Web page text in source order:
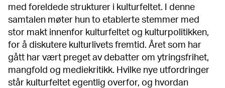
med foreldede strukturer i kulturfeltet. I denne
samtalen møter hun to etablerte stemmer med
stor makt innenfor kulturfeltet og kulturpolitikken,
for å diskutere kulturlivets fremtid. Året som har
gått har vært preget av debatter om ytringsfrihet,
mangfold og mediekritikk. Hvilke nye utfordringer
står kulturfeltet egentlig overfor, og hvordan